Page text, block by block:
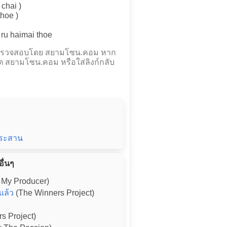
)
)
haimai thoe
วจสอบโดย สยามโซน.คอม หาก
สยามโซน.คอม หรือใส่ลิงก์กลับ
ะสาน
นๆ
Producer)
ล้ว (The Winners Project)
Project)